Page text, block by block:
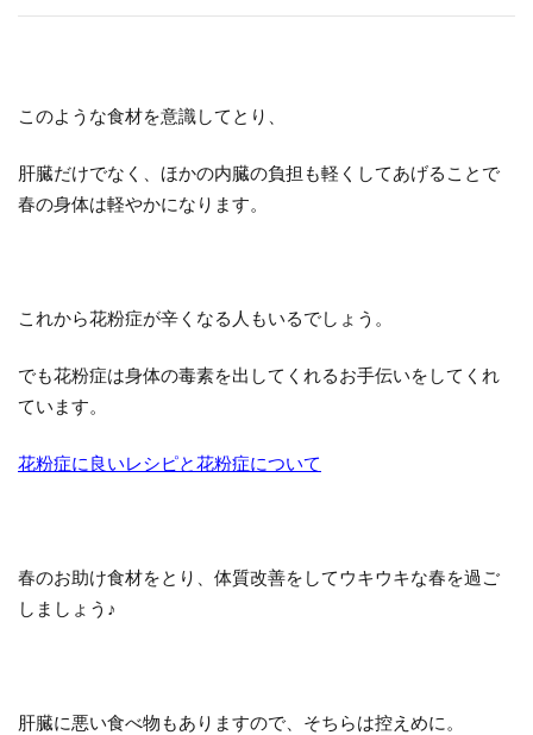
このような食材を意識してとり、
肝臓だけでなく、ほかの内臓の負担も軽くしてあげることで
春の身体は軽やかになります。
これから花粉症が辛くなる人もいるでしょう。
でも花粉症は身体の毒素を出してくれるお手伝いをしてくれ
ています。
花粉症に良いレシピと花粉症について
春のお助け食材をとり、体質改善をしてウキウキな春を過ご
しましょう♪
肝臓に悪い食べ物もありますので、そちらは控えめに。